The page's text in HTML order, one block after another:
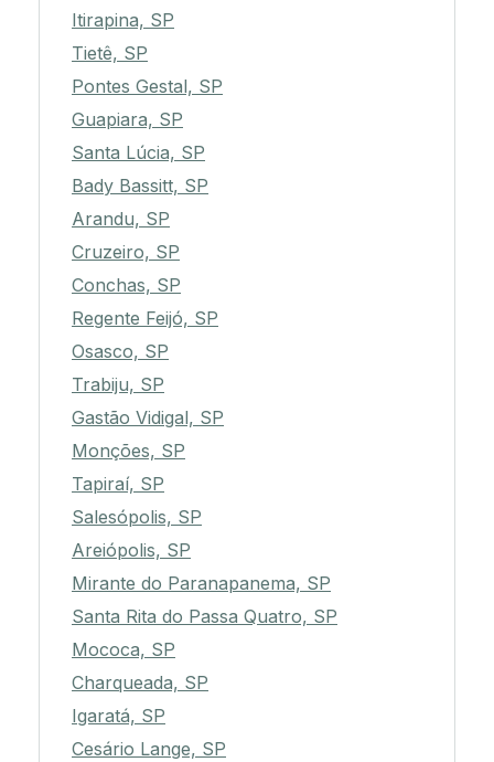
Itirapina, SP
Tietê, SP
Pontes Gestal, SP
Guapiara, SP
Santa Lúcia, SP
Bady Bassitt, SP
Arandu, SP
Cruzeiro, SP
Conchas, SP
Regente Feijó, SP
Osasco, SP
Trabiju, SP
Gastão Vidigal, SP
Monções, SP
Tapiraí, SP
Salesópolis, SP
Areiópolis, SP
Mirante do Paranapanema, SP
Santa Rita do Passa Quatro, SP
Mococa, SP
Charqueada, SP
Igaratá, SP
Cesário Lange, SP